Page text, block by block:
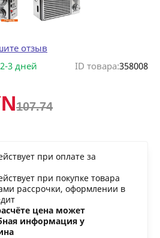
отзыв
3 дней
ID товара:358008
107.74
при оплате за
при покупке товара
рассрочки, оформлении в
цена может
информация у